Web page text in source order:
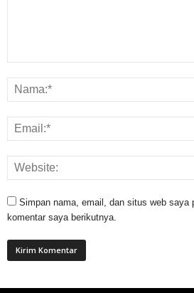
Simpan nama, email, dan situs web saya
komentar saya berikutnya.